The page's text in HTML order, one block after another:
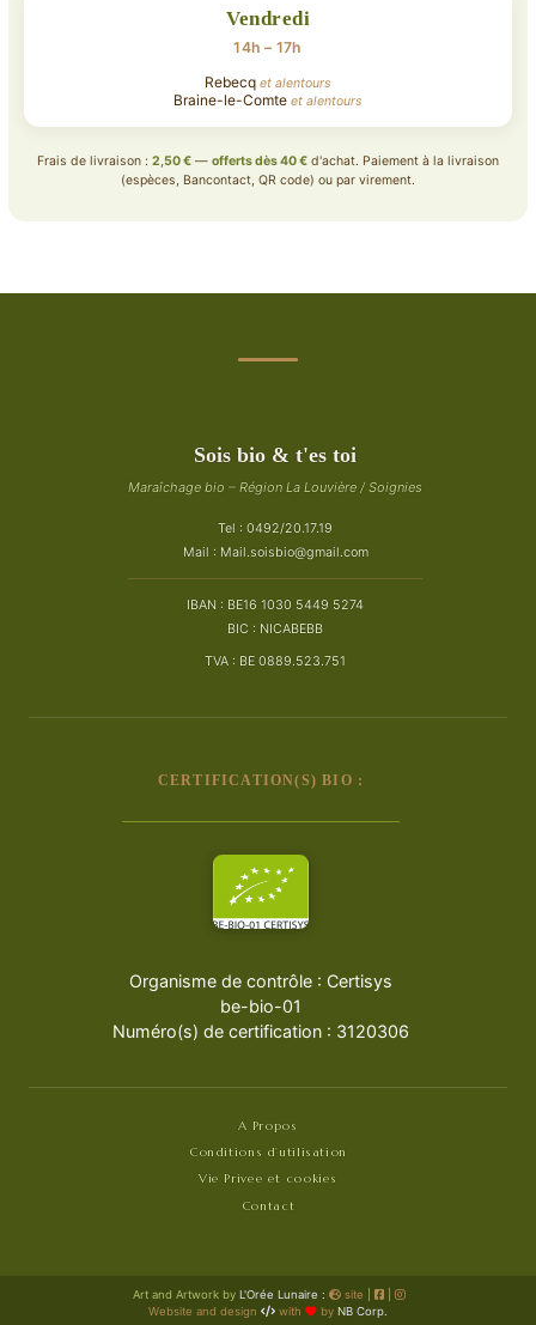
Vendredi
14h – 17h
Rebecq et alentours
Braine-le-Comte et alentours
Frais de livraison : 2,50 € — offerts dès 40 € d'achat. Paiement à la livraison
(espèces, Bancontact, QR code) ou par virement.
Sois bio & t'es toi
Maraîchage bio – Région La Louvière / Soignies
Tel : 0492/20.17.19
Mail : Mail.soisbio@gmail.com
IBAN : BE16 1030 5449 5274
BIC : NICABEBB
TVA : BE 0889.523.751
CERTIFICATION(S) BIO :
Organisme de contrôle : Certisys
be-bio-01
Numéro(s) de certification : 3120306
A Propos
Conditions d’utilisation
Vie Privee et cookies
Contact
Art and Artwork by L'Orée Lunaire : site
Website and design
with by NB Corp.